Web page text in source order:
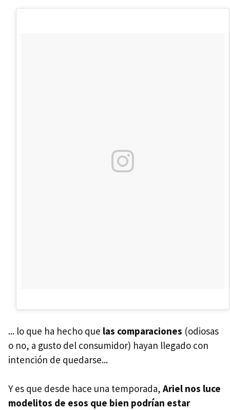
... lo que ha hecho que las comparaciones (odiosas
o no, a gusto del consumidor) hayan llegado con
intención de quedarse...
Y es que desde hace una temporada, Ariel nos luce
modelitos de esos que bien podrían estar